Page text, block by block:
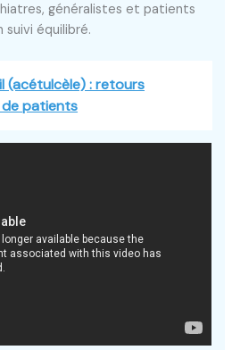
généralistes et patients
équilibré.
(acétulcèle) : retours
patients